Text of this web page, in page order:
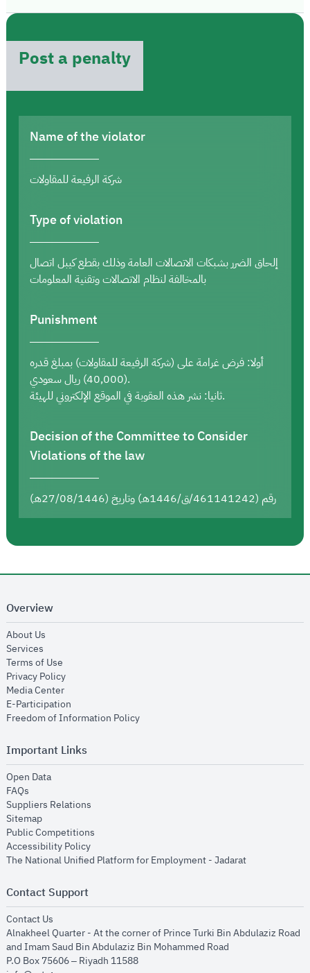
Post a penalty
Name of the violator
شركة الرفيعة للمقاولات
Type of violation
إلحاق الضرر بشبكات الاتصالات العامة وذلك بقطع كيبل اتصال
بالمخالفة لنظام الاتصالات وتقنية المعلومات
Punishment
أولا: فرض غرامة على (شركة الرفيعة للمقاولات) بمبلغ قدره
(40,000) ريال سعودي.
ثانيا: نشر هذه العقوبة في الموقع الإلكتروني للهيئة.
Decision of the Committee to Consider
Violations of the law
رقم (461141242/ق/1446هـ) وتاريخ (27/08/1446هـ)
Overview
About Us
Services
Terms of Use
Privacy Policyopens in new window
Media Centeropens in new window
E-Participation
Freedom of Information Policyopens in new window
Important Links
Open Dataopens in new window
FAQs
Suppliers Relations
Sitemapopens in new window
Public Competitions
Accessibility Policyopens in new window
The National Unified Platform for Employment - Jadaratopens in new
Contact Support
Contact Us
Alnakheel Quarter - At the corner of Prince Turki Bin Abdulaziz Road
and Imam Saud Bin Abdulaziz Bin Mohammed Road​
P.O Box 75606 – Riyadh 11588